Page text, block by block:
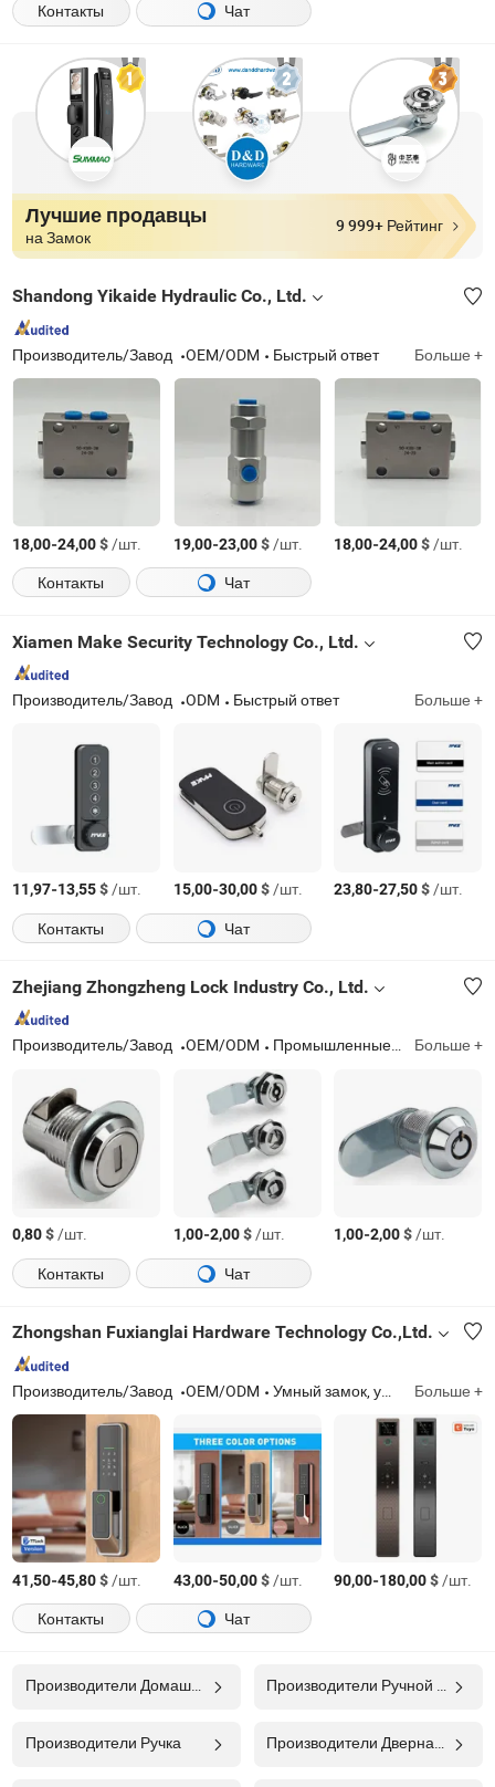
Контакты
Чат
Лучшие продавцы
на Замок
9 999+ Рейтинг
Shandong Yikaide Hydraulic Co., Ltd.
Производитель/Завод OEM/ODM Быстрый ответ Больше +
18,00-24,00$/шт. 19,00-23,00$/шт. 18,00-24,00$/шт.
Контакты
Чат
Xiamen Make Security Technology Co., Ltd.
Производитель/Завод ODM Быстрый ответ Больше +
11,97-13,55$/шт. 15,00-30,00$/шт. 23,80-27,50$/шт.
Контакты
Чат
Zhejiang Zhongzheng Lock Industry Co., Ltd.
Производитель/Завод OEM/ODM Промышленные замки, замки для шкафов, электрические замки для шкафов, электронные замки, цанговый замок, навесной замок, петля, ручка Больше +
0,80$/шт. 1,00-2,00$/шт. 1,00-2,00$/шт.
Контакты
Чат
Zhongshan Fuxianglai Hardware Technology Co.,Ltd.
Производитель/Завод OEM/ODM Умный замок, умный замок с врезкой, цилиндр замка, умный дверной замок, аксессуары для умного дверного замка, приложение TT для умного дверного замка, приложение TUYA для умного дверного замка, гостиничный замок, гостиничный умный замок Больше +
41,50-45,80$/шт. 43,00-50,00$/шт. 90,00-180,00$/шт.
Контакты
Чат
Производители Домашний Хардваре
Производители Ручка